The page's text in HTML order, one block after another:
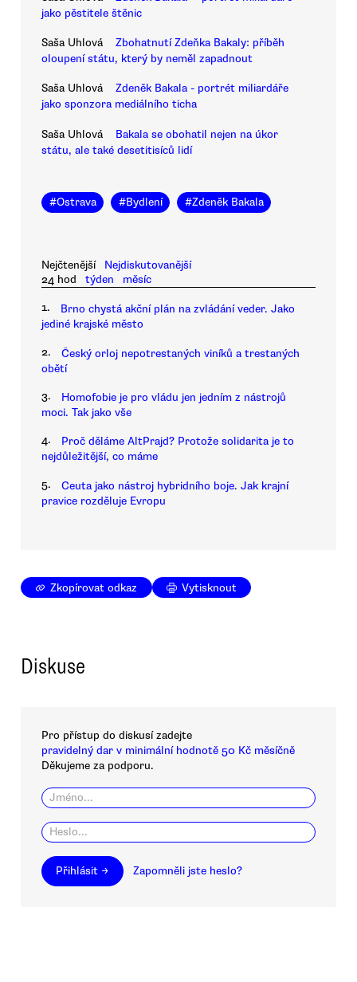
jako pěstitele štěnic
Saša Uhlová
Zbohatnutí Zdeňka Bakaly: příběh
oloupení státu, který by neměl zapadnout
Saša Uhlová
Zdeněk Bakala - portrét miliardáře
jako sponzora mediálního ticha
Saša Uhlová
Bakala se obohatil nejen na úkor
státu, ale také desetitisíců lidí
#Ostrava #Bydlení #Zdeněk Bakala
Nejčtenější
Nejdiskutovanější
24 hod
týden měsíc
1.
Brno chystá akční plán na zvládání veder. Jako
jediné krajské město
2.
Český orloj nepotrestaných viníků a trestaných
obětí
3.
Homofobie je pro vládu jen jedním z nástrojů
moci. Tak jako vše
4.
Proč děláme AltPrajd? Protože solidarita je to
nejdůležitější, co máme
5.
Ceuta jako nástroj hybridního boje. Jak krajní
pravice rozděluje Evropu
Zkopírovat odkaz Vytisknout
Diskuse
Pro přístup do diskusí zadejte
pravidelný dar v minimální hodnotě 50 Kč měsíčně
Děkujeme za podporu.
Přihlásit → Zapomněli jste heslo?